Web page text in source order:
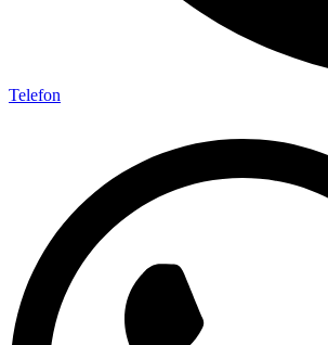
Telefon